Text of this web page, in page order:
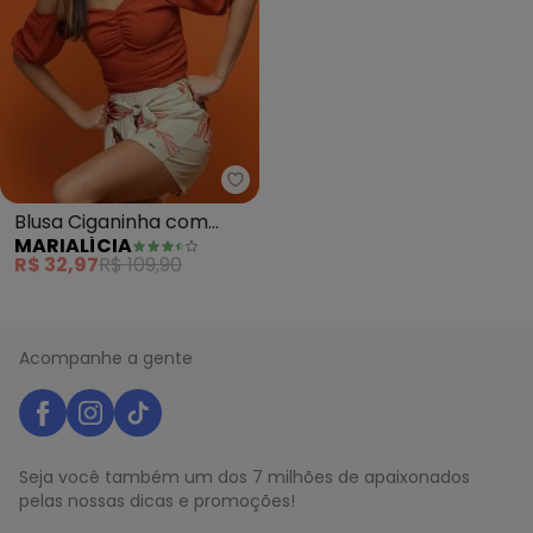
Marialícia - Blusa Ciganinha
Blusa Ciganinha com
Alças Marialícia
(Marrom)
MARIALÍCIA
R$ 32,97R$ 109,90
Acompanhe a gente
Seja você também um dos 7 milhões de apaixonados
pelas nossas dicas e promoções!